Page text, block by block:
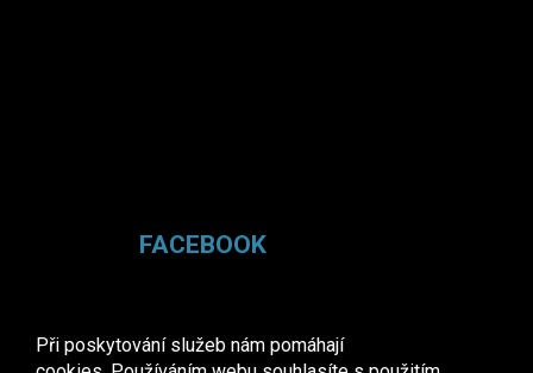
FACEBOOK
Při poskytování služeb nám pomáhají